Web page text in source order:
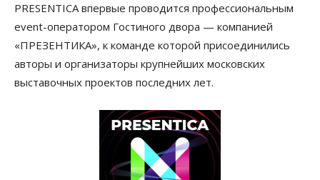
PRESENTICA впервые проводится профессиональным
event-оператором Гостиного двора — компанией
«ПРЕЗЕНТИКА», к команде которой присоединились
авторы и организаторы крупнейших московских
выставочных проектов последних лет.